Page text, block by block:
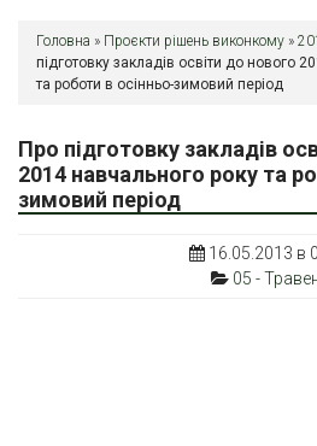
Головна » Проєкти рішень виконкому »
підготовку закладів освіти до нового
та роботи в осінньо-зимовий період
Про підготовку закладів
2014 навчального року та
зимовий період
16.05.2013 в
05 -